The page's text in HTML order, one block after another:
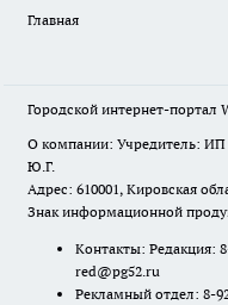
Главная
Городской интернет-портал
О компании: Учредитель: ИП
Ю.Г.
Адрес: 610001, Кировская
Знак информационной
Контакты: Редакция:
red@pg52.ru
Рекламный отдел: 8-